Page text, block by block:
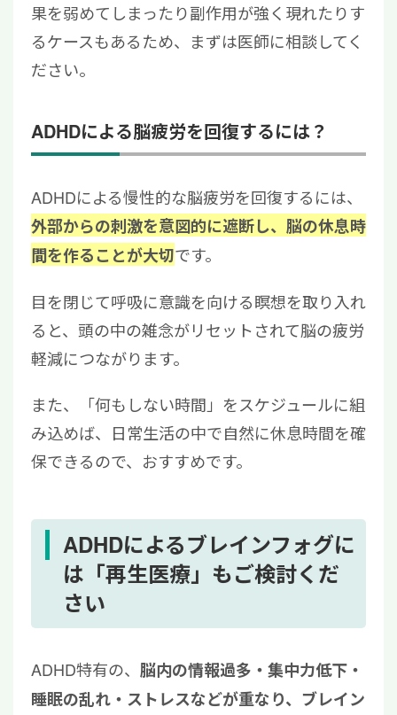
果を弱めてしまったり副作用が強く現れたりす
るケースもあるため、まずは医師に相談してく
ださい。
ADHDによる脳疲労を回復するには？
ADHDによる慢性的な脳疲労を回復するには、
外部からの刺激を意図的に遮断し、脳の休息時
間を作ることが大切です。
目を閉じて呼吸に意識を向ける瞑想を取り入れ
ると、頭の中の雑念がリセットされて脳の疲労
軽減につながります。
また、「何もしない時間」をスケジュールに組
み込めば、日常生活の中で自然に休息時間を確
保できるので、おすすめです。
ADHDによるブレインフォグに
は「再生医療」もご検討くだ
さい
ADHD特有の、 脳内の情報過多・集中力低下・
睡眠の乱れ・ストレスなどが重なり、ブレイン